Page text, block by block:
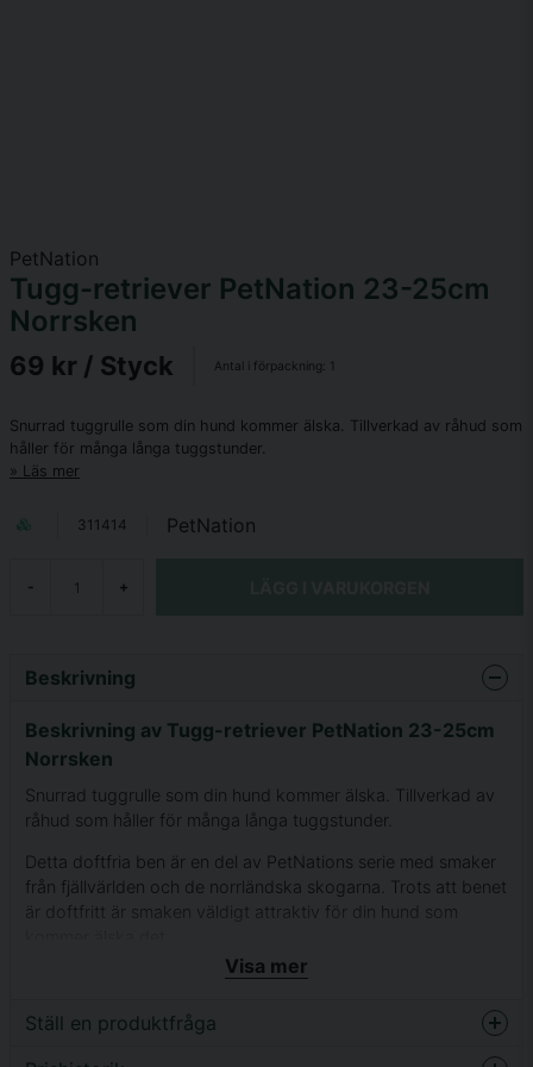
PetNation
Tugg-retriever PetNation 23-25cm
Norrsken
69 kr / Styck Antal i förpackning: 1
Snurrad tuggrulle som din hund kommer älska. Tillverkad av råhud som
håller för många långa tuggstunder.
Läs mer
311414 PetNation
- +
Beskrivning
Beskrivning av Tugg-retriever PetNation 23-25cm
Norrsken
Snurrad tuggrulle som din hund kommer älska. Tillverkad av
råhud som håller för många långa tuggstunder.
Detta doftfria ben är en del av PetNations serie med smaker
från fjällvärlden och de norrländska skogarna. Trots att benet
är doftfritt är smaken väldigt attraktiv för din hund som
Genom att låta din hund tugga på ben rengörs hundens
hjälpa till att förebygga ny tandsten.
Visa mer
Ställ en produktfråga